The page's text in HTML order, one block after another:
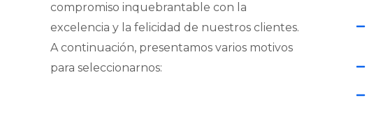
compromiso inquebrantable con la
excelencia y la felicidad de nuestros clientes.
A continuación, presentamos varios motivos
para seleccionarnos: